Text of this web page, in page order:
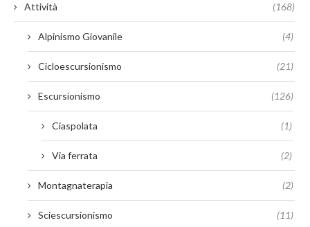
Attività (168)
Alpinismo Giovanile (4)
Cicloescursionismo (21)
Escursionismo (126)
Ciaspolata (1)
Via ferrata (2)
Montagnaterapia (2)
Sciescursionismo (11)